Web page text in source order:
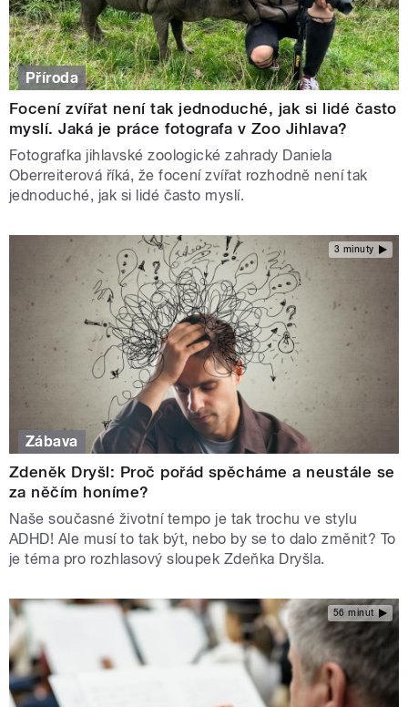
Příroda
Focení zvířat není tak jednoduché, jak si lidé často
myslí. Jaká je práce fotografa v Zoo Jihlava?
Fotografka jihlavské zoologické zahrady Daniela
Oberreiterová říká, že focení zvířat rozhodně není tak
jednoduché, jak si lidé často myslí.
3 minuty
Zábava
Zdeněk Dryšl: Proč pořád spěcháme a neustále se
za něčím honíme?
Naše současné životní tempo je tak trochu ve stylu
ADHD! Ale musí to tak být, nebo by se to dalo změnit? To
je téma pro rozhlasový sloupek Zdeňka Dryšla.
56 minut